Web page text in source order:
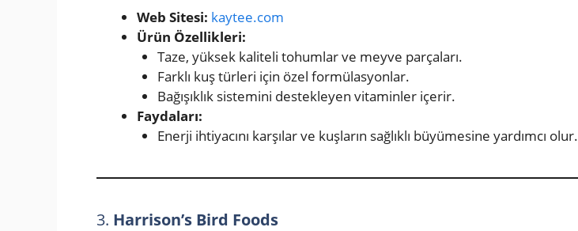
Web Sitesi: kaytee.com
Ürün Özellikleri:
Taze, yüksek kaliteli tohumlar ve meyve parçaları.
Farklı kuş türleri için özel formülasyonlar.
Bağışıklık sistemini destekleyen vitaminler içerir.
Faydaları:
Enerji ihtiyacını karşılar ve kuşların sağlıklı büyümesine yardımcı olur.
3. Harrison’s Bird Foods